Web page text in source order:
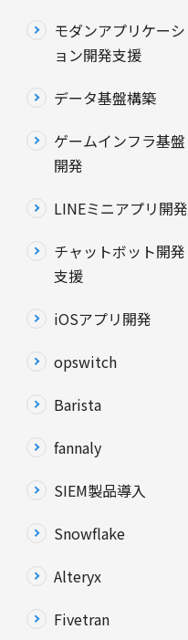
モダンアプリケーシ
ョン開発支援
データ基盤構築
ゲームインフラ基盤
開発
LINEミニアプリ開発
チャットボット開発
支援
iOSアプリ開発
opswitch
Barista
fannaly
SIEM製品導入
Snowflake
Alteryx
Fivetran